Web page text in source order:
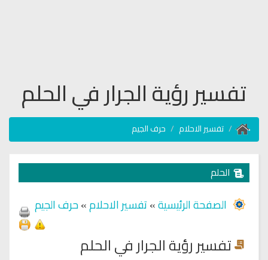
تفسير رؤية الجرار في الحلم
تفسير الاحلام حرف الجيم
الحلم
الصفحة الرئيسية»تفسير الاحلام»حرف الجيم
تفسير رؤية الجرار في الحلم